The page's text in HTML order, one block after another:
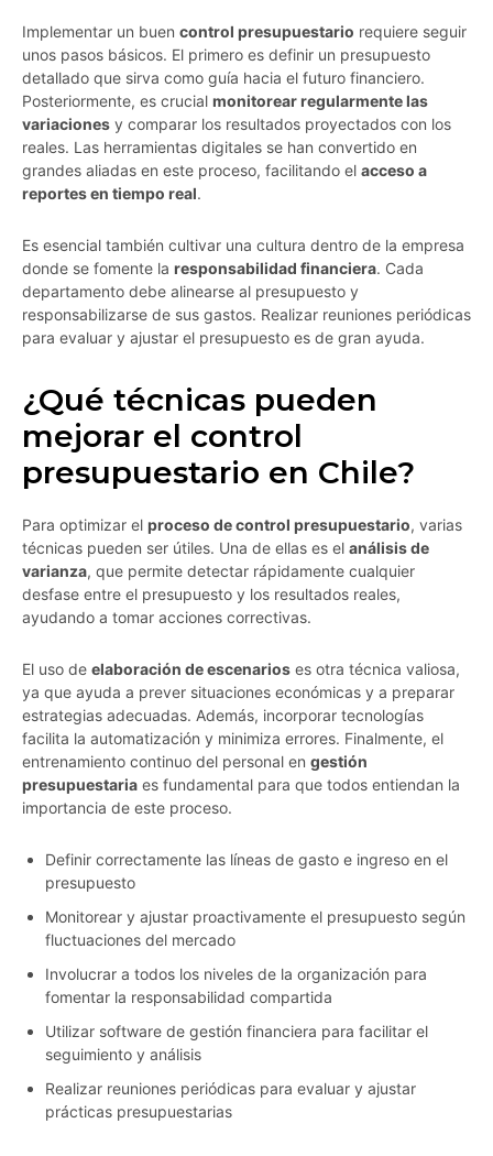
Implementar un buen control presupuestario requiere seguir
unos pasos básicos. El primero es definir un presupuesto
detallado que sirva como guía hacia el futuro financiero.
Posteriormente, es crucial monitorear regularmente las
variaciones y comparar los resultados proyectados con los
reales. Las herramientas digitales se han convertido en
grandes aliadas en este proceso, facilitando el acceso a
reportes en tiempo real.
Es esencial también cultivar una cultura dentro de la empresa
donde se fomente la responsabilidad financiera. Cada
departamento debe alinearse al presupuesto y
responsabilizarse de sus gastos. Realizar reuniones periódicas
para evaluar y ajustar el presupuesto es de gran ayuda.
¿Qué técnicas pueden
mejorar el control
presupuestario en Chile?
Para optimizar el proceso de control presupuestario, varias
técnicas pueden ser útiles. Una de ellas es el análisis de
varianza, que permite detectar rápidamente cualquier
desfase entre el presupuesto y los resultados reales,
ayudando a tomar acciones correctivas.
El uso de elaboración de escenarios es otra técnica valiosa,
ya que ayuda a prever situaciones económicas y a preparar
estrategias adecuadas. Además, incorporar tecnologías
facilita la automatización y minimiza errores. Finalmente, el
entrenamiento continuo del personal en gestión
presupuestaria es fundamental para que todos entiendan la
importancia de este proceso.
Definir correctamente las líneas de gasto e ingreso en el
presupuesto
Monitorear y ajustar proactivamente el presupuesto según
fluctuaciones del mercado
Involucrar a todos los niveles de la organización para
fomentar la responsabilidad compartida
Utilizar software de gestión financiera para facilitar el
seguimiento y análisis
Realizar reuniones periódicas para evaluar y ajustar
prácticas presupuestarias